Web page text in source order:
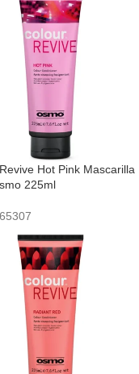
Hot Pink Mascarilla
225ml